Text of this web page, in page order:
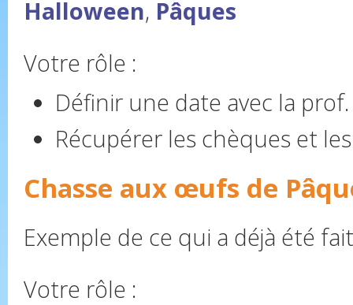
Halloween, Pâques
Votre rôle :
Définir une date avec la prof.
Récupérer les chèques et
Chasse aux œufs de
Exemple de ce qui a déjà été
Votre rôle :